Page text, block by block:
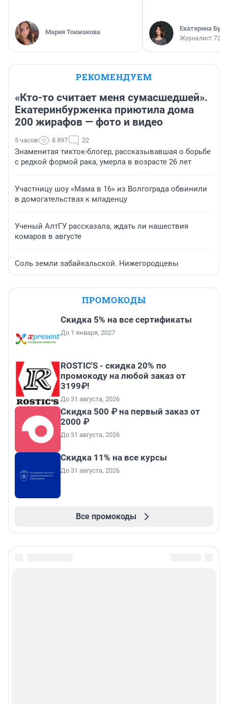
Мария Токмакова Екатерина
Журналист
РЕКОМЕНДУЕМ
«Кто-то считает меня сумасшедшей».
Екатеринбурженка приютила дома
200 жирафов — фото и видео
5 часов 8 897 22
Знаменитая тикток-блогер, рассказывавшая о борьбе
с редкой формой рака, умерла в возрасте 26 лет
Участницу шоу «Мама в 16» из Волгограда обвинили
в домогательствах к младенцу
Ученый АлтГУ рассказала, ждать ли нашествия
комаров в августе
Соль земли забайкальской. Нижегородцевы
ПРОМОКОДЫ
Скидка 5% на все сертификаты
До 1 января, 2027
ROSTIC'S - скидка 20% по
промокоду на любой заказ от
3199₽!
До 31 августа, 2026
Скидка 500 ₽ на первый заказ от
2000 ₽
До 31 августа, 2026
Скидка 11% на все курсы
До 31 августа, 2026
Все промокоды